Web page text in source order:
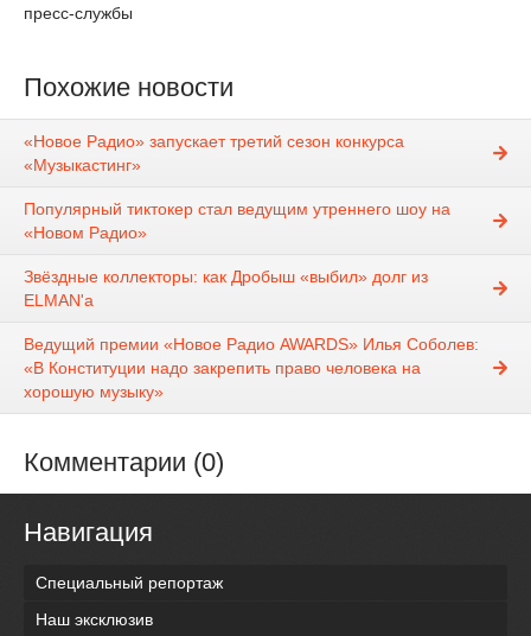
пресс-службы
Похожие новости
«Новое Радио» запускает третий сезон конкурса
«Музыкастинг»
Популярный тиктокер стал ведущим утреннего шоу на
«Новом Радио»
Звёздные коллекторы: как Дробыш «выбил» долг из
ELMAN'а
Ведущий премии «Новое Радио AWARDS» Илья Соболев:
«В Конституции надо закрепить право человека на
хорошую музыку»
Комментарии (0)
Навигация
Специальный репортаж
Наш эксклюзив